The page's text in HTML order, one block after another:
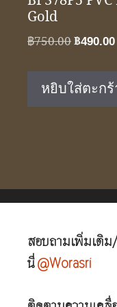
Gold
฿750.00Original
was:
฿
฿490.00
หยิบใส่ตะกร้
สอบถามเพิ่มเติ
นี่@Worasri